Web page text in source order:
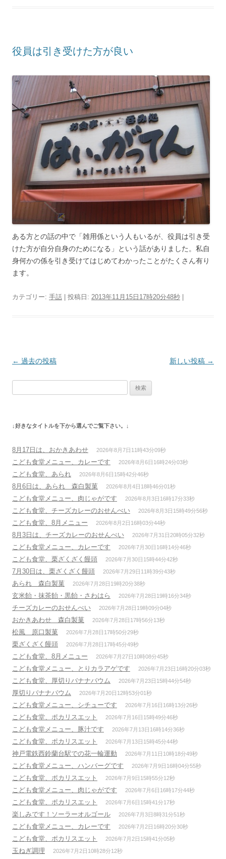
役員は引き受けた方が良い
ある方との話の中で「雑用係という人もいるが、役員は引き受
けた方が自分自身のためになる」という話がありました。私自
身何かの係を引き受けてはじめてわかったことがたくさん有り
ます。
カテゴリー: 手話 | 投稿日: 2013年11月15日17時20分48秒
投
シ
ョ
ン
← 過去の投稿 新しい投稿 →
↓好きなタイトルを下から選んでご覧下さい。↓
8月17日は、おかきあわせ 2026年8月7日11時43分09秒
こども食堂メニュー、カレーです 2026年8月6日16時24分03秒
こども食堂、あられ 2026年8月6日15時42分46秒
8月6日は、あられ 森白製菓 2026年8月4日18時46分01秒
こども食堂メニュー、肉じゃがです 2026年8月3日16時17分33秒
こども食堂、チーズカレーのおせんべい 2026年8月3日15時49分56秒
こども食堂、8月メニュー 2026年8月2日16時03分44秒
8月3日は、チーズカレーのおせんべい 2026年7月31日20時05分32秒
こども食堂メニュー、カレーです 2026年7月30日16時14分46秒
こども食堂、栗ざくざく饅頭 2026年7月30日15時44分42秒
7月30日は、栗ざくざく饅頭 2026年7月29日11時39分43秒
あられ 森白製菓 2026年7月28日19時20分38秒
玄米飴・抹茶飴・黒飴・さわはら 2026年7月28日19時16分34秒
チーズカレーのおせんべい 2026年7月28日19時09分04秒
おかきあわせ 森白製菓 2026年7月28日17時56分13秒
松風 原口製菓 2026年7月28日17時50分29秒
栗ざくざく饅頭 2026年7月28日17時45分49秒
こども食堂、8月メニュー 2026年7月27日10時08分45秒
こども食堂メニュー、とりカラアゲです 2026年7月23日16時20分03秒
こども食堂、厚切りバナナバウム 2026年7月23日15時44分54秒
厚切りバナナバウム 2026年7月20日12時53分01秒
こども食堂メニュー、シチューです 2026年7月16日16時13分26秒
こども食堂、ポカリスエット 2026年7月16日15時49分46秒
こども食堂メニュー、豚汁です 2026年7月13日16時14分36秒
こども食堂、ポカリスエット 2026年7月13日15時45分44秒
神戸電鉄西鈴蘭台駅での花一輪運動 2026年7月11日10時18分49秒
こども食堂メニュー、ハンバーグです 2026年7月9日16時04分55秒
こども食堂、ポカリスエット 2026年7月9日15時55分12秒
こども食堂メニュー、肉じゃがです 2026年7月6日16時17分44秒
こども食堂、ポカリスエット 2026年7月6日15時41分17秒
楽しみです！ソーラーオルゴール 2026年7月3日8時31分51秒
こども食堂メニュー、カレーです 2026年7月2日16時20分30秒
こども食堂、ポカリスエット 2026年7月2日15時41分05秒
玉ねぎ調理 2026年7月2日10時28分12秒